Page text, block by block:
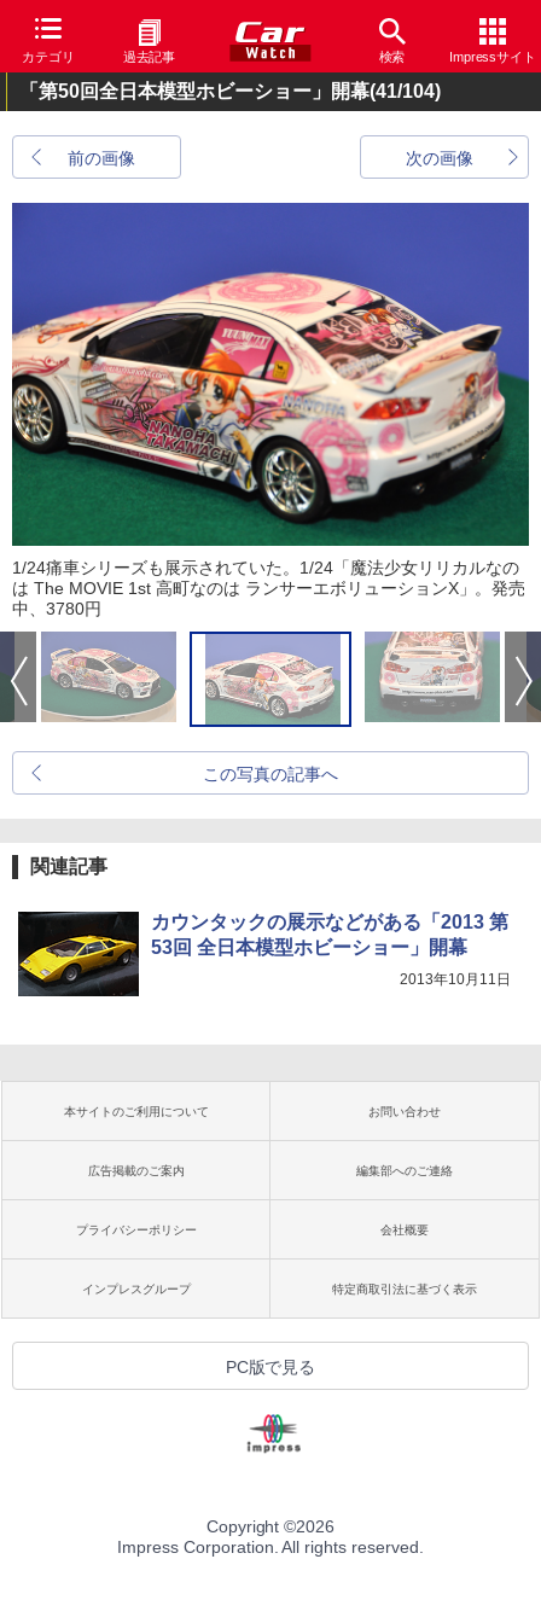
カテゴリ 過去記事 検索 Impressサイト
「第50回全日本模型ホビーショー」開幕(41/104)
前の画像 次の画像
1/24痛車シリーズも展示されていた。1/24「魔法少女リリカルなの
は The MOVIE 1st 高町なのは ランサーエボリューションX」。発売
中、3780円
この写真の記事へ
関連記事
カウンタックの展示などがある「2013 第
53回 全日本模型ホビーショー」開幕
2013年10月11日
本サイトのご利用について お問い合わせ
広告掲載のご案内 編集部へのご連絡
プライバシーポリシー 会社概要
インプレスグループ 特定商取引法に基づく表示
PC版で見る
Copyright ©2026
Impress Corporation. All rights reserved.